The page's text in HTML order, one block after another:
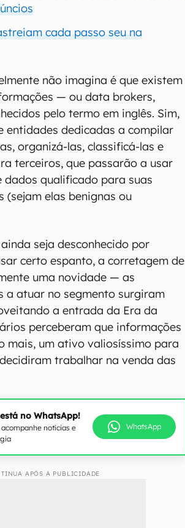
cada passo seu na
não imagina é que existem
— ou data brokers,
pelo termo em inglês. Sim,
entidades dedicadas a compilar
organizá-las, classificá-las e
terceiros, que passarão a usar
dados qualificado para suas
(sejam elas benignas ou
seja desconhecido por
certo espanto, a corretagem de
uma novidade — as
a atuar no segmento surgiram
a entrada da Era da
perceberam que informações
mais, um ativo valiosíssimo para
trabalhar na venda das
no WhatsApp!
notícias e
WhatsApp
APÓS A PUBLICIDADE